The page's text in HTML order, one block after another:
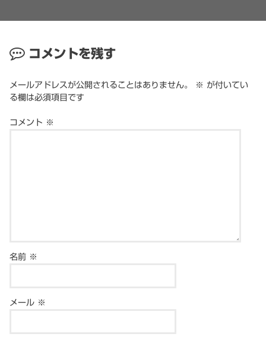
コメントを残す
メールアドレスが公開されることはありません。 ※ が付いてい
る欄は必須項目です
コメント ※
名前 ※
メール ※